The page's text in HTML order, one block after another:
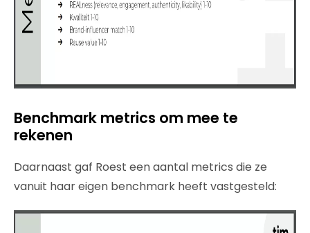
Benchmark metrics om mee te
rekenen
Daarnaast gaf Roest een aantal metrics die ze
vanuit haar eigen benchmark heeft vastgesteld: